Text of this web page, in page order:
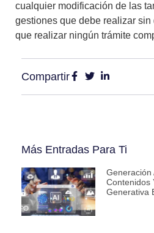
cualquier modificación de las
gestiones que debe realizar sin
que realizar ningún trámite
Compartir
Más Entradas Para Ti
Generación
Contenidos
Generativa